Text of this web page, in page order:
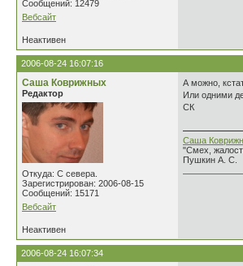
Сообщений: 12479
Вебсайт
Неактивен
2006-08-24 16:07:16
Саша Коврижных
Редактор
Откуда: С севера.
Зарегистрирован: 2006-08-15
Сообщений: 15171
Вебсайт
А можно,
Или одними
СК
Саша
"Смех,
Пушкин А. С.
Неактивен
2006-08-24 16:07:34